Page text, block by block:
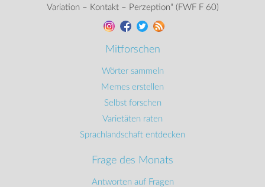
Variation – Kontakt – Perzeption“ (FWF F 60)
Mitforschen
Wörter sammeln
Memes erstellen
Selbst forschen
Varietäten raten
Sprachlandschaft entdecken
Frage des Monats
Antworten auf Fragen